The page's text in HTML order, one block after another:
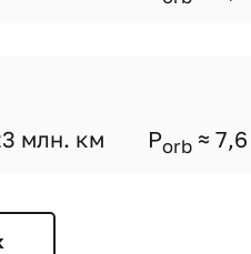
млн. км Porb ≈ 7,6